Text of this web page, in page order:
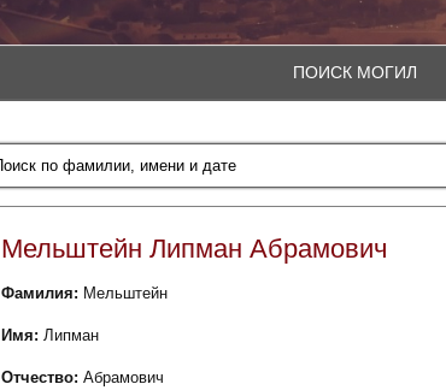
ПОИСК МОГИЛ
Мельштейн Липман Абрамович
Фамилия: Мельштейн
Имя: Липман
Отчество: Абрамович